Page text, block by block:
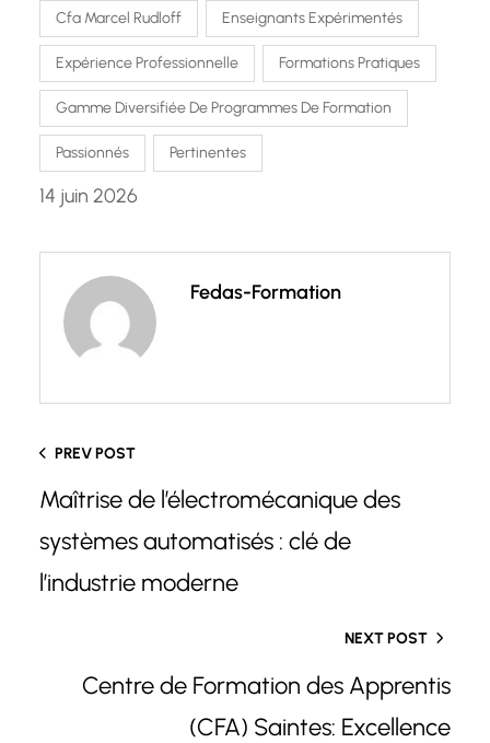
Cfa Marcel Rudloff Enseignants Expérimentés
Expérience Professionnelle Formations Pratiques
Gamme Diversifiée De Programmes De Formation
Passionnés Pertinentes
14 juin 2026
Fedas-Formation
PREV POST
Maîtrise de l’électromécanique des
systèmes automatisés : clé de
l’industrie moderne
NEXT POST
Centre de Formation des Apprentis
(CFA) Saintes: Excellence